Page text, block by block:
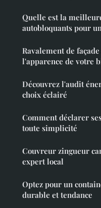
Quelle est la
autobloquants pour
Ravalement de
l'apparence de votre
Découvrez l'audit
choix éclairé
Comment déclarer
toute simplicité
Couvreur zingueur
expert local
Optez pour un
durable et tendance